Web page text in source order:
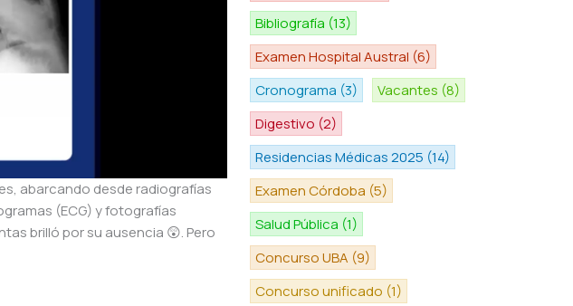
abarcando desde radiografías
(ECG) y fotografías
brilló por su ausencia 😲. Pero
Bibliografía (13)
Examen Hospital Austral (6)
Cronograma (3) Vacantes (8)
Digestivo (2)
Residencias Médicas 2025 (14)
Examen Córdoba (5)
Salud Pública (1)
Concurso UBA (9)
Concurso unificado (1)